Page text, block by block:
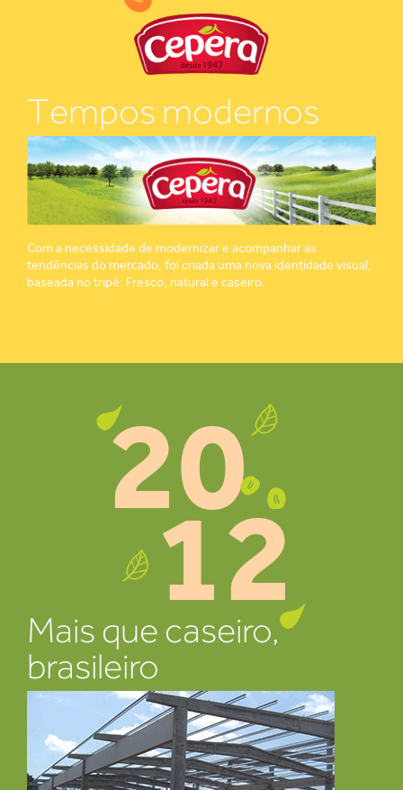
Tempos modernos
Com a necessidade de modernizar e acompanhar as
tendências do mercado, foi criada uma nova identidade visual,
baseada no tripé: Fresco, natural e caseiro.
20
12
Mais que caseiro,
brasileiro